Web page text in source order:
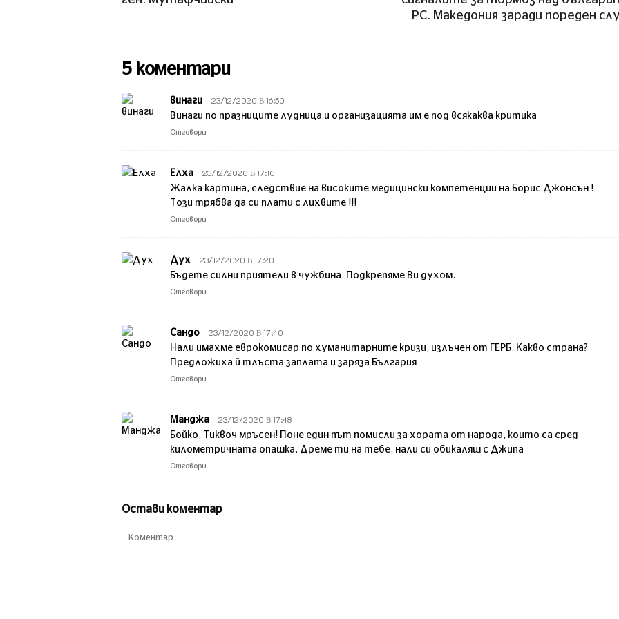
РС. Македония заради пореден
5 коментари
винаги 23/12/2020 В 16:50
Винаги по празниците лудница и организацията им е под всякаква критика
Отговори
Елха 23/12/2020 В 17:10
Жалка картина, следствие на високите медицински компетенции на Борис Джонсън !
Този трябва да си плати с лихвите !!!
Отговори
Дух 23/12/2020 В 17:20
Бъдете силни приятели в чужбина. Подкрепяме Ви духом.
Отговори
Сандо 23/12/2020 В 17:40
Нали имахме еврокомисар по хуманитарните кризи, излъчен от ГЕРБ. Какво страна?
Предложиха й тлъста заплата и заряза България
Отговори
Манджа 23/12/2020 В 17:48
Бойко, Тиквоч мръсен! Поне един път помисли за хората от народа, които са сред
километричната опашка. Дреме ти на тебе, нали си обикаляш с Джипа
Отговори
Остави коментар